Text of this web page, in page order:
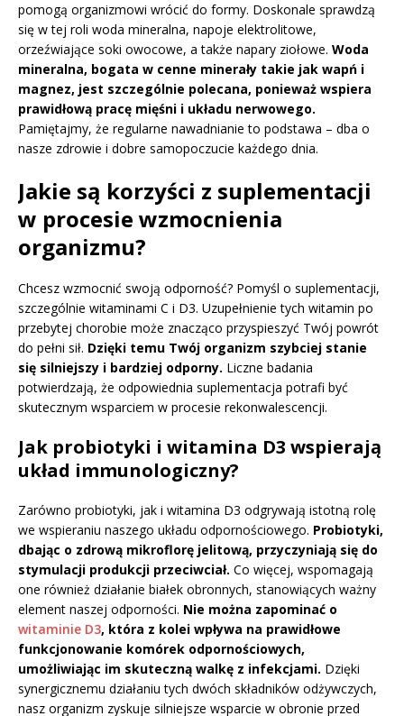
pomogą organizmowi wrócić do formy. Doskonale sprawdzą
się w tej roli woda mineralna, napoje elektrolitowe,
orzeźwiające soki owocowe, a także napary ziołowe. Woda
mineralna, bogata w cenne minerały takie jak wapń i
magnez, jest szczególnie polecana, ponieważ wspiera
prawidłową pracę mięśni i układu nerwowego.
Pamiętajmy, że regularne nawadnianie to podstawa – dba o
nasze zdrowie i dobre samopoczucie każdego dnia.
Jakie są korzyści z suplementacji
w procesie wzmocnienia
organizmu?
Chcesz wzmocnić swoją odporność? Pomyśl o suplementacji,
szczególnie witaminami C i D3. Uzupełnienie tych witamin po
przebytej chorobie może znacząco przyspieszyć Twój powrót
do pełni sił. Dzięki temu Twój organizm szybciej stanie
się silniejszy i bardziej odporny. Liczne badania
potwierdzają, że odpowiednia suplementacja potrafi być
skutecznym wsparciem w procesie rekonwalescencji.
Jak probiotyki i witamina D3 wspierają
układ immunologiczny?
Zarówno probiotyki, jak i witamina D3 odgrywają istotną rolę
we wspieraniu naszego układu odpornościowego. Probiotyki,
dbając o zdrową mikroflorę jelitową, przyczyniają się do
stymulacji produkcji przeciwciał. Co więcej, wspomagają
one również działanie białek obronnych, stanowiących ważny
element naszej odporności. Nie można zapominać o
witaminie D3, która z kolei wpływa na prawidłowe
funkcjonowanie komórek odpornościowych,
umożliwiając im skuteczną walkę z infekcjami. Dzięki
synergicznemu działaniu tych dwóch składników odżywczych,
nasz organizm zyskuje silniejsze wsparcie w obronie przed